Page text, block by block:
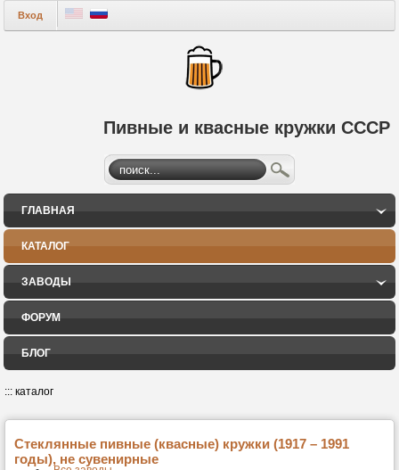
Пивные и квасные кружки СССР
Вход
ГЛАВНАЯ
КАТАЛОГ
ЗАВОДЫ
ФОРУМ
БЛОГ
::: каталог
Стеклянные пивные (квасные) кружки (1917 – 1991
годы), не сувенирные